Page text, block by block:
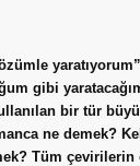
gibi
bir tür
ne demek?
Tüm